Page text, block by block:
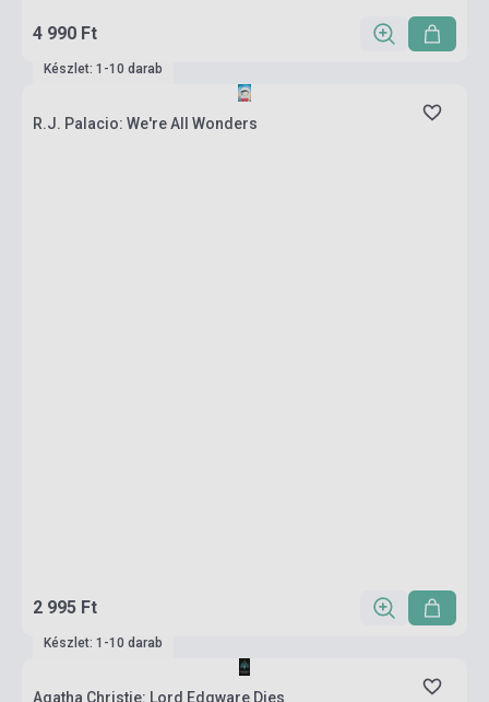
4 990 Ft
Készlet: 1-10 darab
R.J. Palacio: We're All Wonders
2 995 Ft
Készlet: 1-10 darab
Agatha Christie: Lord Edgware Dies